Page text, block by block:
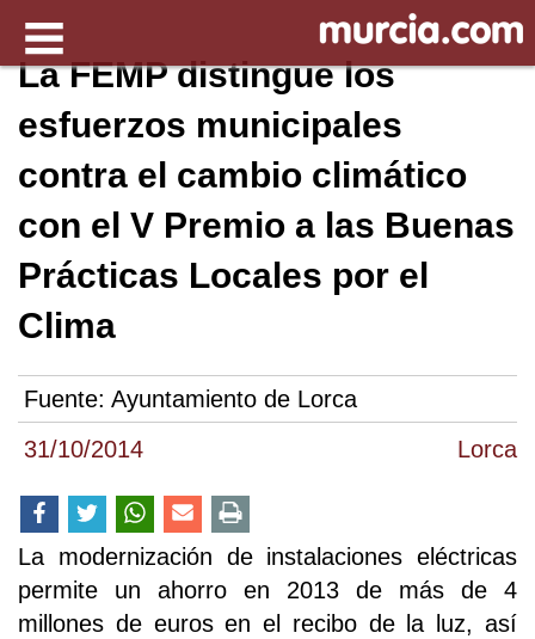
31/10/2014 Lorca
La FEMP distingue los
esfuerzos municipales
contra el cambio climático
con el V Premio a las Buenas
Prácticas Locales por el
Clima
Fuente: Ayuntamiento de Lorca
La modernización de instalaciones eléctricas
permite un ahorro en 2013 de más de 4
millones de euros en el recibo de la luz, así